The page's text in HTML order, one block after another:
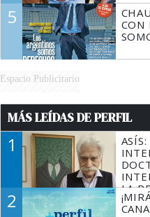
5
CON
Espacio Publicitario
MÁS LEÍDAS DE PERFIL
1
LA
2